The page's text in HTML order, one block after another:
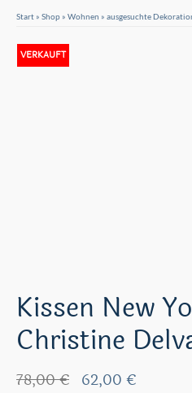
Start » Shop » Wohnen » ausgesuchte
VERKAUFT
Kissen New
Christine
78,00€ Ursprünglicher
62,00 €Aktueller